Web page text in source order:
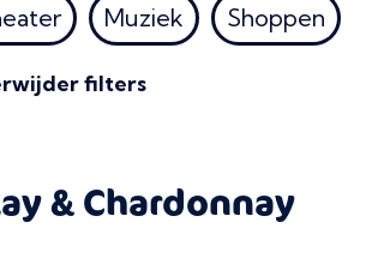
Muziek Shoppen
filters
& Chardonnay